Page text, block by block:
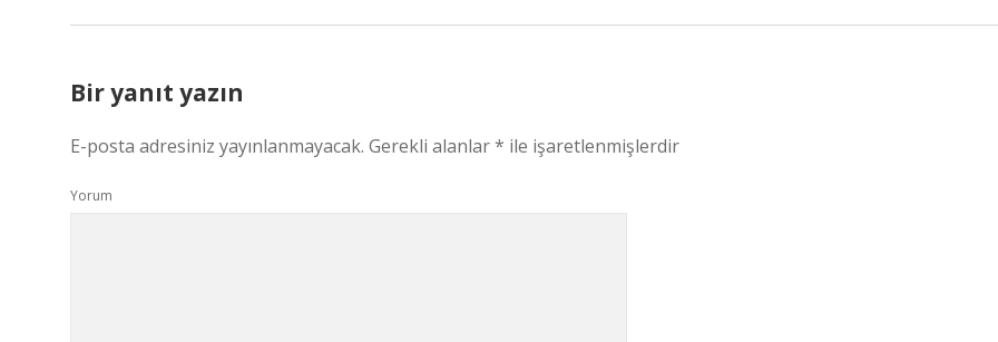
Bir yanıt yazın
E-posta adresiniz yayınlanmayacak. Gerekli alanlar* ile işaretlenmişlerdir
Yorum